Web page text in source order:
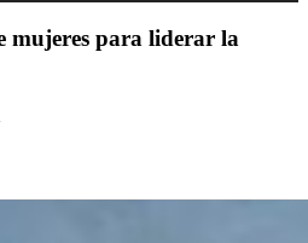
mujeres para liderar la